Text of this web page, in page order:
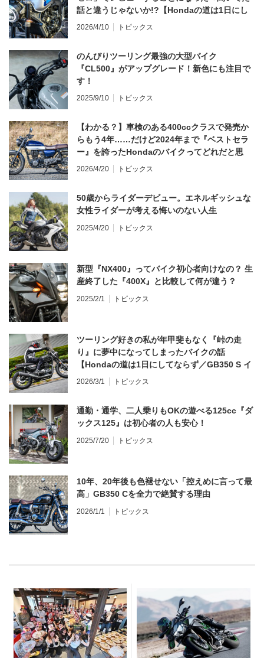
話と違うじゃないか!?【Hondaの道は1日にし
てならず／CB1000F ①第一印象 編】
2026/4/10 トピックス
のんびりツーリング最強の大型バイク
『CL500』がアップグレード！新色にも注目で
す！
2025/9/10 トピックス
【わかる？】車検のある400ccクラスで発売か
らもう4年……だけど2024年まで『ベストセラ
ー』を誇ったHondaのバイクってどれだと思
う？
2026/4/20 トピックス
50歳からライダーデビュー。エネルギッシュな
女性ライダーが考える悔いのない人生
2025/4/20 トピックス
新型『NX400』ってバイク初心者向けなの？ 生
産終了した『400X』と比較して何が違う？
2025/2/1 トピックス
ツーリング好きの私が年甲斐もなく『峠の走
り』に夢中になってしまったバイクの話
【Hondaの道は1日にしてならず／GB350 S イ
ンプレ・レビュー 前編】
2026/3/1 トピックス
通勤・通学、二人乗りもOKの遊べる125cc『ダ
ックス125』は初心者の人も安心！
2025/7/20 トピックス
10年、20年後も色褪せない「控えめに言って最
高」GB350 Cを全力で絶賛する理由
2026/1/1 トピックス